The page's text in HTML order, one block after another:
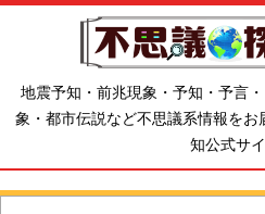
地震予知・前兆現象・予知・予言
象・都市伝説など不思議系情報を
知公式サイ